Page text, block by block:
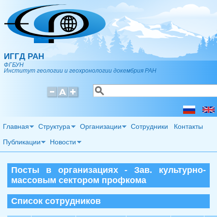
Перейти к основному содержанию
ИГГД РАН
ФГБУН
Институт геологии и геохронологии докембрия РАН
Форма поиска
Поиск
Главная Структура Организации Сотрудники Контакты
Публикации Новости
Посты в организациях - Зав. культурно-
массовым сектором профкома
Список сотрудников